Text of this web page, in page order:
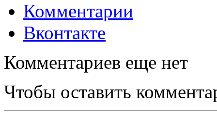
Комментарии
Вконтакте
Комментариев еще нет
Чтобы оставить